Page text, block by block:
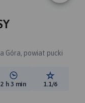
Góra, powiat pucki
Średni czas potrzebny
2 h 3 min Ocena
1.1/6